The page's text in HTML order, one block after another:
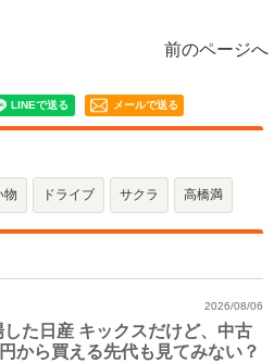
前のページへ
メールで送る
物 ドライブ サクラ 高橋満
した日産 キックスだけど、中古
から買える先代も見てみない？
2026/08/06